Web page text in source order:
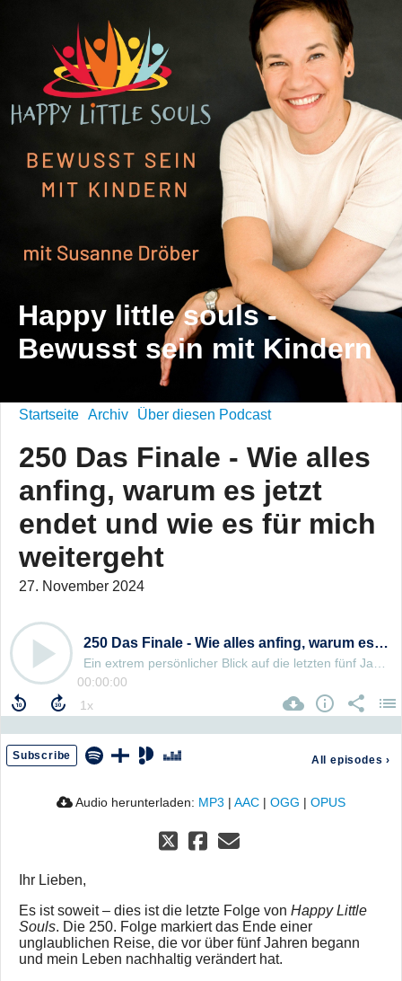
Happy little souls -
Bewusst sein mit Kindern
Startseite Archiv Über diesen Podcast
250 Das Finale - Wie alles
anfing, warum es jetzt
endet und wie es für mich
weitergeht
27. November 2024
250 Das Finale - Wie alles anfing, warum es jetzt endet und wie es für mich weitergeht
00:00:00
Subscribe All episodes ›
Audio herunterladen: MP3 | AAC | OGG | OPUS
Ihr Lieben,
Es ist soweit – dies ist die letzte Folge von Happy Little
Souls. Die 250. Folge markiert das Ende einer
unglaublichen Reise, die vor über fünf Jahren begann
und mein Leben nachhaltig verändert hat.